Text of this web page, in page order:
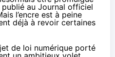
au Journal officiel
l’encre est à peine
déjà à revoir certaines
de loi numérique porté